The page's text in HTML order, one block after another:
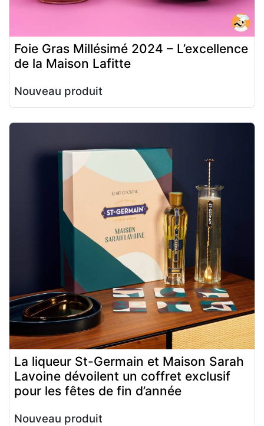
Foie Gras Millésimé 2024 – L’excellence
de la Maison Lafitte
Nouveau produit
La liqueur St-Germain et Maison Sarah
Lavoine dévoilent un coffret exclusif
pour les fêtes de fin d’année
Nouveau produit